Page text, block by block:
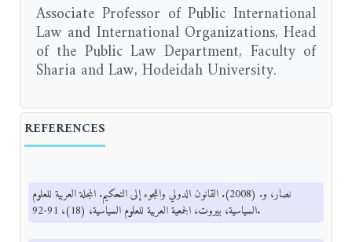
Associate Professor of Public International
Law and International Organizations, Head
of the Public Law Department, Faculty of
Sharia and Law, Hodeidah University.
REFERENCES
نصار، و. (2008). القانون الدولي واللجوء إلى التحكيم. المجلة العربية للعلوم
السياسية، بيروت، الجمعية العربية للعلوم السياسية، (18)، 91-92.